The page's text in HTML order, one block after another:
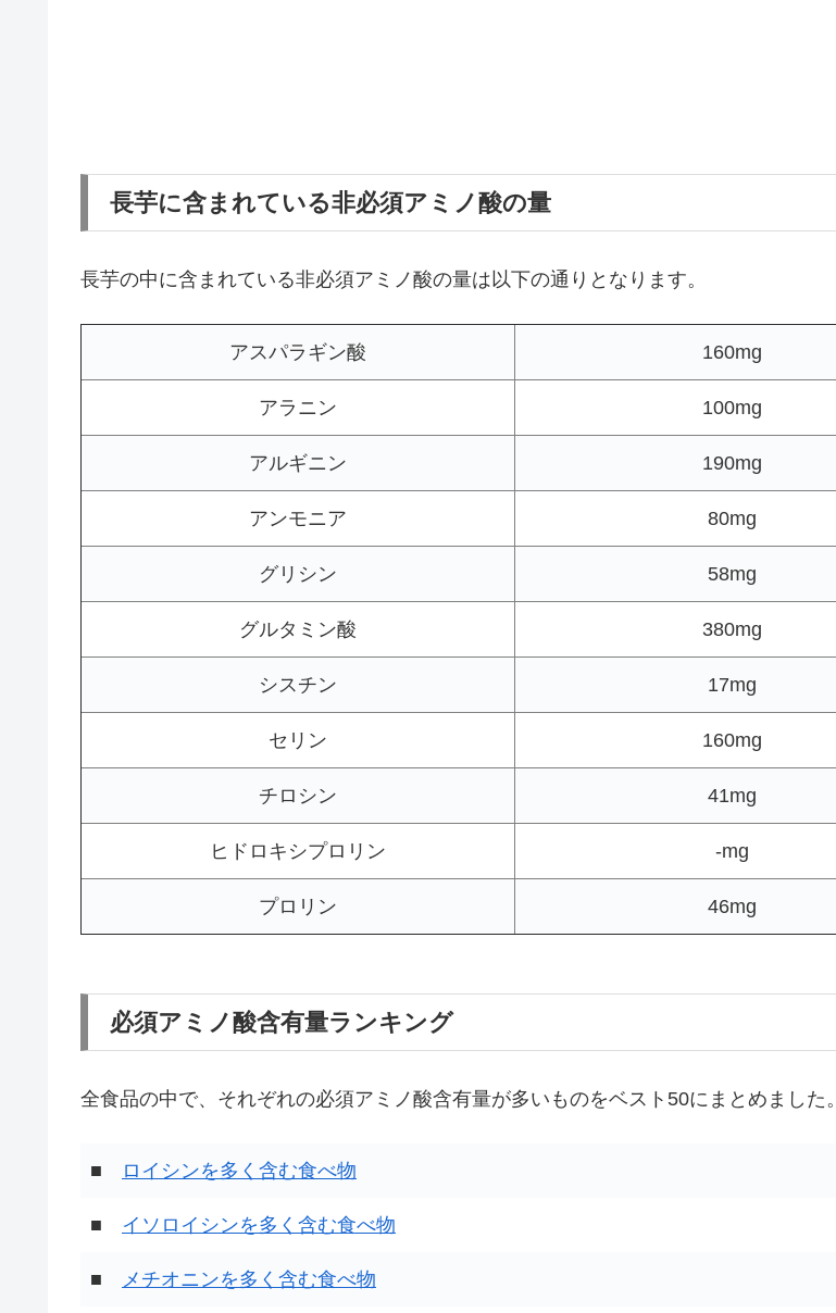
長芋に含まれている非必須アミノ酸の量
長芋の中に含まれている非必須アミノ酸の量は以下の通りとなります。
アスパラギン酸 160mg
アラニン 100mg
アルギニン 190mg
アンモニア 80mg
グリシン 58mg
グルタミン酸 380mg
シスチン 17mg
セリン 160mg
チロシン 41mg
ヒドロキシプロリン -mg
プロリン 46mg
必須アミノ酸含有量ランキング
全食品の中で、それぞれの必須アミノ酸含有量が多いものをベスト50にまとめました。
■ ロイシンを多く含む食べ物
■ イソロイシンを多く含む食べ物
■ メチオニンを多く含む食べ物